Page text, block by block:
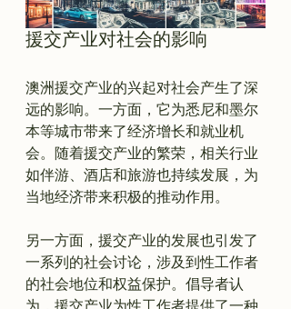
援交产业对社会的影响
澳洲援交产业的兴起对社会产生了深
远的影响。一方面，它为悉尼和墨尔
本等城市带来了经济增长和就业机
会。随着援交产业的繁荣，相关行业
如伴游、酒店和旅游也持续发展，为
当地经济带来积极的推动作用。
另一方面，援交产业的发展也引发了
一系列的社会讨论，涉及到性工作者
的社会地位和权益保护。倡导者认
为，援交产业为性工作者提供了一种